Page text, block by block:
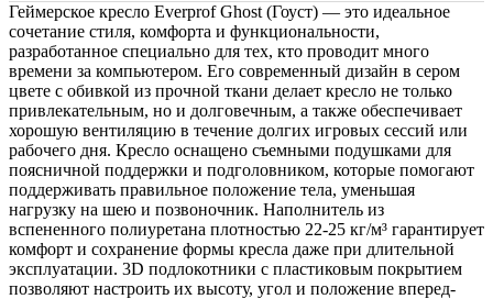
Геймерское кресло Everprof Ghost (Гоуст) — это идеальное
сочетание стиля, комфорта и функциональности,
разработанное специально для тех, кто проводит много
времени за компьютером. Его современный дизайн в сером
цвете с обивкой из прочной ткани делает кресло не только
привлекательным, но и долговечным, а также обеспечивает
хорошую вентиляцию в течение долгих игровых сессий или
рабочего дня. Кресло оснащено съемными подушками для
поясничной поддержки и подголовником, которые помогают
поддерживать правильное положение тела, уменьшая
нагрузку на шею и позвоночник. Наполнитель из
вспененного полиуретана плотностью 22-25 кг/м³ гарантирует
комфорт и сохранение формы кресла даже при длительной
эксплуатации. 3D подлокотники с пластиковым покрытием
позволяют настроить их высоту, угол и положение вперед-